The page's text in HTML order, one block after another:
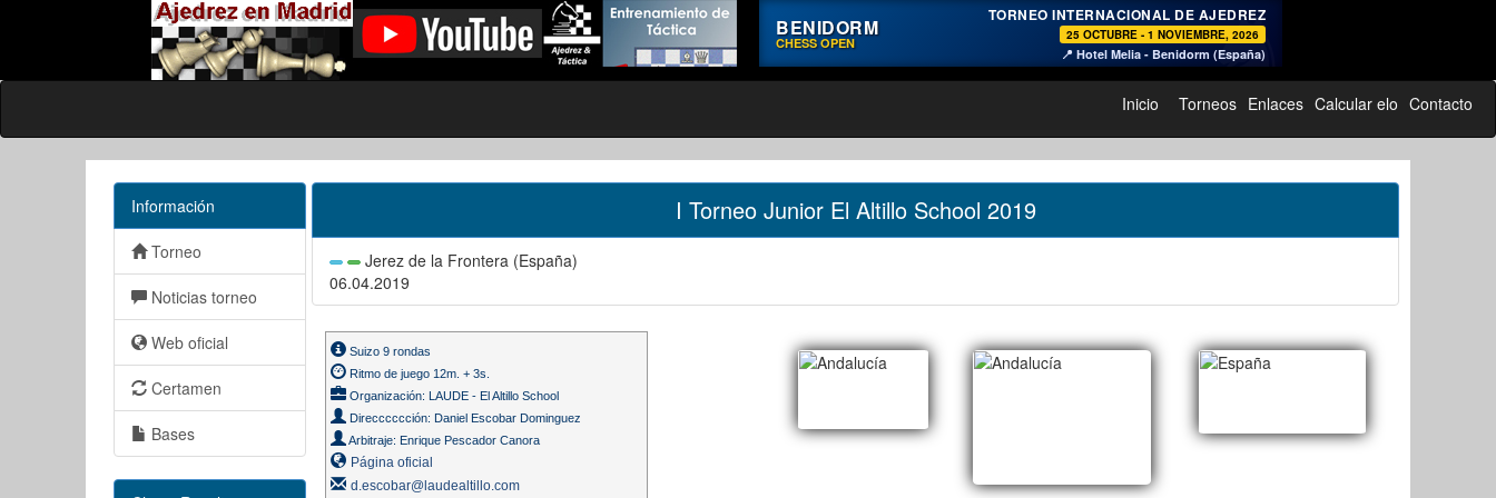
♞
BENIDORM
CHESS OPEN
TORNEO INTERNACIONAL DE AJEDREZ
25 OCTUBRE - 1 NOVIEMBRE, 2026
📍 Hotel Melia - Benidorm (España)
Inicio Torneos Enlaces Calcular elo Contacto
Información
Torneo
Noticias torneo
Web oficial
Certamen
Bases
I Torneo Junior El Altillo School 2019
Jerez de la Frontera (España)
06.04.2019
Suizo 9 rondas
Ritmo de juego 12m. + 3s.
Organización: LAUDE - El Altillo School
Direcccccción: Daniel Escobar Dominguez
Arbitraje: Enrique Pescador Canora
Página oficial
d.escobar@laudealtillo.com